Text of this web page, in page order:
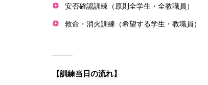
安否確認訓練（原則全学生・全教職員）
救命・消火訓練（希望する学生・教職員）
【訓練当日の流れ】